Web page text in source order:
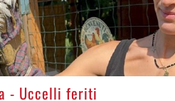
- Uccelli feriti